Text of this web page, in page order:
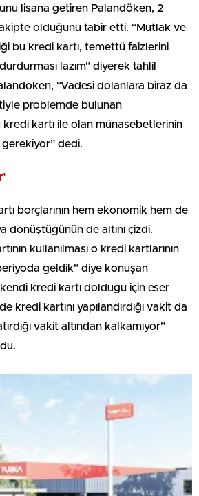
lisana getiren Palandöken, 2
olduğunu tabir etti. “Mutlak ve
bu kredi kartı, temettü faizlerini
lazım” diyerek tahlil
“Vadesi dolanlara biraz da
problemde bulunan
kredi kartı ile olan münasebetlerinin
dedi.
borçlarının hem ekonomik hem de
dönüştüğünün de altını çizdi.
kullanılması o kredi kartlarının
geldik” diye konuşan
kredi kartı dolduğu için eser
kredi kartını yapılandırdığı vakit da
vakit altından kalkamıyor”